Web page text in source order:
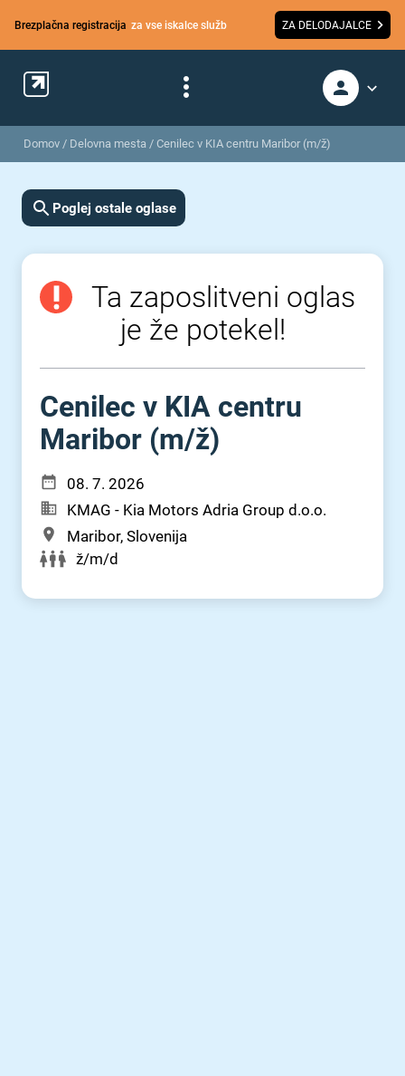
Brezplačna registracija za vse iskalce služb ZA DELODAJALCE
Domov / Delovna mesta / Cenilec v KIA centru Maribor (m/ž)
Poglej ostale oglase
Ta zaposlitveni oglas
je že potekel!
Cenilec v KIA centru
Maribor (m⁠/⁠ž)
08. 7. 2026
KMAG - Kia Motors Adria Group d.o.o.
Maribor, Slovenija
ž/m/d